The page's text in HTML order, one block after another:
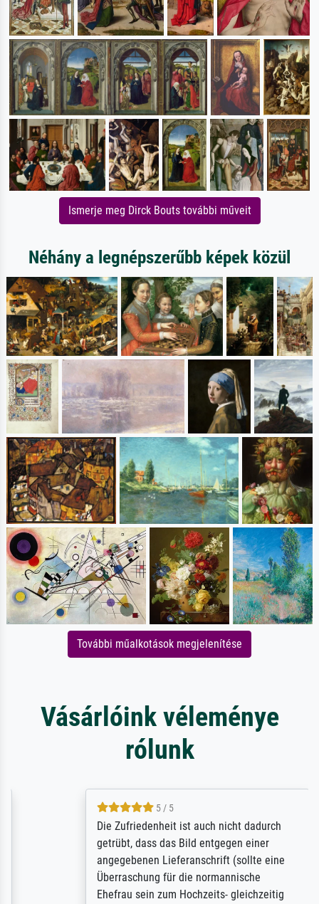
Ismerje meg Dirck Bouts további műveit
Néhány a legnépszerűbb képek közül
További műalkotások megjelenítése
Vásárlóink véleménye
rólunk
5 / 5
Die Zufriedenheit ist auch nicht dadurch
getrübt, dass das Bild entgegen einer
angegebenen Lieferanschrift (sollte eine
Überraschung für die normannische
Ehefrau sein zum Hochzeits- gleichzeitig